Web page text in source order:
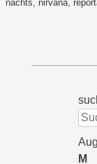
nachts
nirvana
M